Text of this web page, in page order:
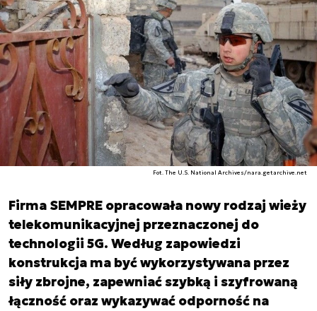
Fot. The U.S. National Archives/nara.getarchive.net
Firma SEMPRE opracowała nowy rodzaj wieży
telekomunikacyjnej przeznaczonej do
technologii 5G. Według zapowiedzi
konstrukcja ma być wykorzystywana przez
siły zbrojne, zapewniać szybką i szyfrowaną
łączność oraz wykazywać odporność na